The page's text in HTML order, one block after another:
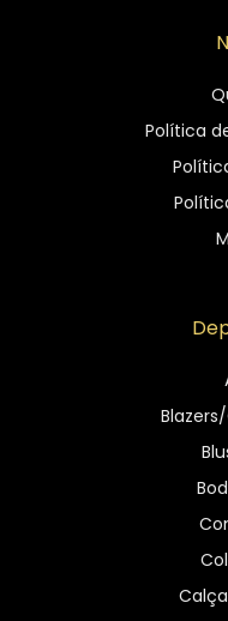
Política